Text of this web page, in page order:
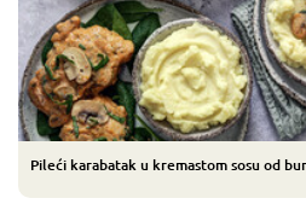
Pileći karabatak u kremastom sosu od